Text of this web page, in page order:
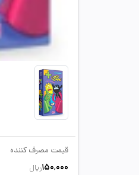
قیمت مصرف کننده
150,000ریال